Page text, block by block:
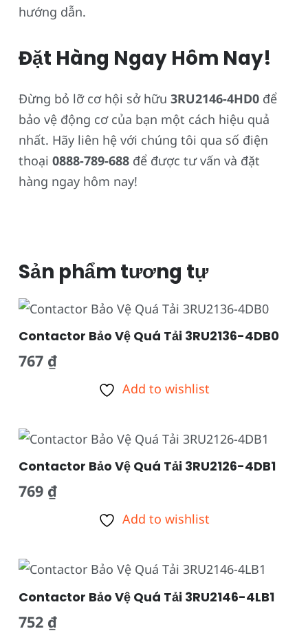
hướng dẫn.
Đặt Hàng Ngay Hôm Nay!
Đừng bỏ lỡ cơ hội sở hữu 3RU2146-4HD0 để
bảo vệ động cơ của bạn một cách hiệu quả
nhất. Hãy liên hệ với chúng tôi qua số điện
thoại 0888-789-688 để được tư vấn và đặt
hàng ngay hôm nay!
Sản phẩm tương tự
Contactor Bảo Vệ Quá Tải 3RU2136-4DB0
767 ₫
Add to wishlist
Contactor Bảo Vệ Quá Tải 3RU2126-4DB1
769 ₫
Add to wishlist
Contactor Bảo Vệ Quá Tải 3RU2146-4LB1
752 ₫